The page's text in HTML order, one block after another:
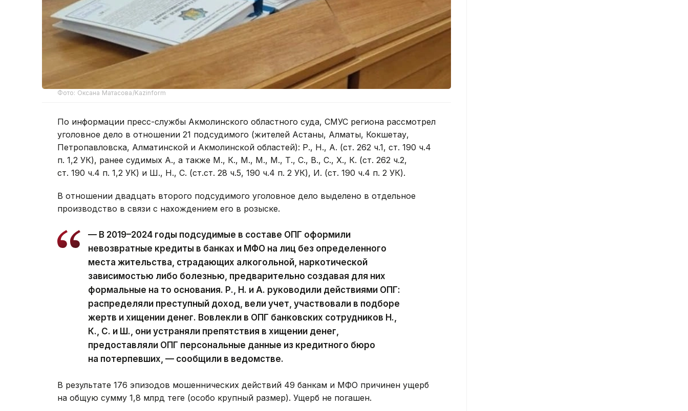
Фото: Оксана Матасова/Kazinform
По информации пресс-службы Акмолинского областного суда, СМУС региона рассмотрел
уголовное дело в отношении 21 подсудимого (жителей Астаны, Алматы, Кокшетау,
Петропавловска, Алматинской и Акмолинской областей): Р., Н., А. (ст. 262 ч.1, ст. 190 ч.4
п. 1,2 УК), ранее судимых А., а также М., К., М., М., М., Т., С., В., С., Х., К. (ст. 262 ч.2,
ст. 190 ч.4 п. 1,2 УК) и Ш., Н., С. (ст.ст. 28 ч.5, 190 ч.4 п. 2 УК), И. (ст. 190 ч.4 п. 2 УК).
В отношении двадцать второго подсудимого уголовное дело выделено в отдельное
производство в связи с нахождением его в розыске.
— В 2019–2024 годы подсудимые в составе ОПГ оформили
невозвратные кредиты в банках и МФО на лиц без определенного
места жительства, страдающих алкогольной, наркотической
зависимостью либо болезнью, предварительно создавая для них
формальные на то основания. Р., Н. и А. руководили действиями ОПГ:
распределяли преступный доход, вели учет, участвовали в подборе
жертв и хищении денег. Вовлекли в ОПГ банковских сотрудников Н.,
К., С. и Ш., они устраняли препятствия в хищении денег,
предоставляли ОПГ персональные данные из кредитного бюро
на потерпевших, — сообщили в ведомстве.
В результате 176 эпизодов мошеннических действий 49 банкам и МФО причинен ущерб
на общую сумму 1,8 млрд теңге (особо крупный размер). Ущерб не погашен.